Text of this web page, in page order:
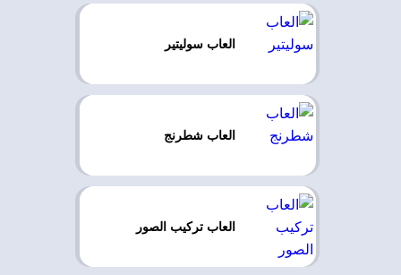
العاب سوليتير
العاب شطرنج
العاب تركيب الصور